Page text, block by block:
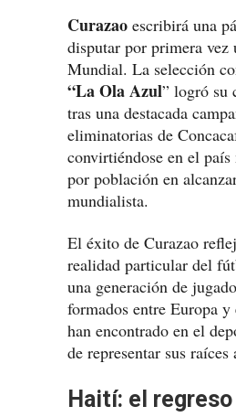
Curazao escribirá una
disputar por primera vez
Mundial. La selección
“La Ola Azul” logró su
tras una destacada
eliminatorias de
convirtiéndose en el país
por población en
mundialista.
El éxito de Curazao
realidad particular del
una generación de
formados entre Europa
han encontrado en el
de representar sus
Haití: el